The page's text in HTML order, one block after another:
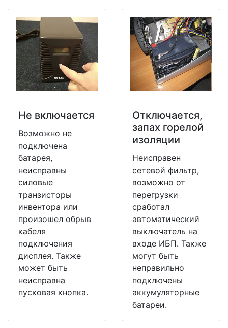
Не включается
Возможно не
подключена
батарея,
неисправны
силовые
транзисторы
инвентора или
произошел обрыв
кабеля
подключения
дисплея. Также
может быть
неисправна
пусковая кнопка.
Отключается,
запах горелой
изоляции
Неисправен
сетевой фильтр,
возможно от
перегрузки
сработал
автоматический
выключатель на
входе ИБП. Также
могут быть
неправильно
подключены
аккумуляторные
батареи.